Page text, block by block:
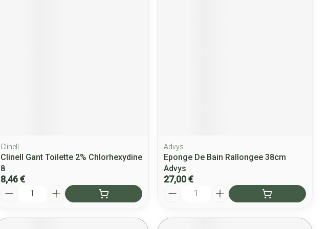
Clinell
Clinell Gant Toilette 2% Chlorhexydine
8
8,46 €
Quantité
Advys
Eponge De Bain Rallongee 38cm
Advys
27,00 €
Quantité